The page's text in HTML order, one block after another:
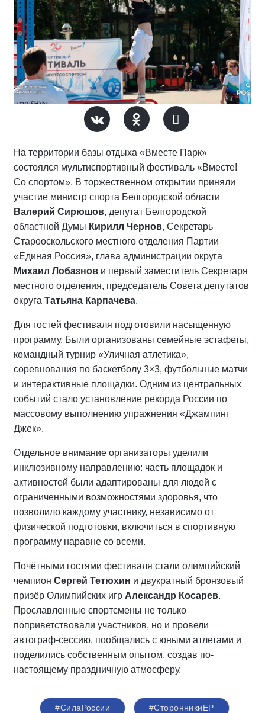
На территории базы отдыха «Вместе Парк»
состоялся мультиспортивный фестиваль «Вместе!
Со спортом». В торжественном открытии приняли
участие министр спорта Белгородской области
Валерий Сирюшов, депутат Белгородской
областной Думы Кирилл Чернов, Секретарь
Старооскольского местного отделения Партии
«Единая Россия», глава администрации округа
Михаил Лобазнов и первый заместитель Секретаря
местного отделения, председатель Совета депутатов
округа Татьяна Карпачева.
Для гостей фестиваля подготовили насыщенную
программу. Были организованы семейные эстафеты,
командный турнир «Уличная атлетика»,
соревнования по баскетболу 3×3, футбольные матчи
и интерактивные площадки. Одним из центральных
событий стало установление рекорда России по
массовому выполнению упражнения «Джампинг
Джек».
Отдельное внимание организаторы уделили
инклюзивному направлению: часть площадок и
активностей были адаптированы для людей с
ограниченными возможностями здоровья, что
позволило каждому участнику, независимо от
физической подготовки, включиться в спортивную
программу наравне со всеми.
Почётными гостями фестиваля стали олимпийский
чемпион Сергей Тетюхин и двукратный бронзовый
призёр Олимпийских игр Александр Косарев.
Прославленные спортсмены не только
поприветствовали участников, но и провели
автограф-сессию, пообщались с юными атлетами и
поделились собственным опытом, создав по-
настоящему праздничную атмосферу.
#СилаРоссии #СторонникиЕР